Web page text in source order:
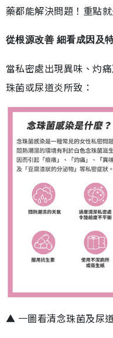
藥都能解決問題！重點
從根源改善 細看成因及
當私密處出現異味、灼
珠菌或尿道炎所致：
▲ 一圖看清念珠菌及尿